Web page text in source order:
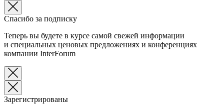
Спасибо за подписку
Теперь вы будете в курсе самой свежей информации
и специальных ценовых предложениях и конференциях
компании InterForum
Зарегистрированы